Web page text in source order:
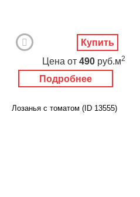
Подробнее
Цена от 490 руб.м2
Купить
Лозанья с томатом (ID 13555)